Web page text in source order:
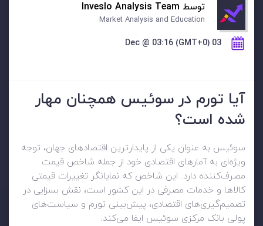
توسط Inveslo Analysis Team
Market Analysis and Education
03 Dec @ 03:16 (GMT+0)
آیا تورم در سوئیس همچنان مهار
شده است؟
سوئیس به عنوان یکی از پایدارترین اقتصادهای جهان، توجه
ویژه‌ای به آمارهای اقتصادی خود از جمله شاخص قیمت
مصرف‌کننده دارد. این شاخص که نمایانگر تغییرات قیمتی
کالاها و خدمات مصرفی در این کشور است، نقش بسزایی در
تصمیم‌گیری‌های اقتصادی، پیش‌بینی تورم و سیاست‌های
پولی بانک مرکزی سوئیس ایفا می‌کند.